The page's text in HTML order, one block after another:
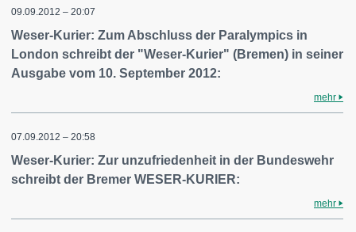
09.09.2012 – 20:07
Weser-Kurier: Zum Abschluss der Paralympics in
London schreibt der "Weser-Kurier" (Bremen) in seiner
Ausgabe vom 10. September 2012:
mehr
07.09.2012 – 20:58
Weser-Kurier: Zur unzufriedenheit in der Bundeswehr
schreibt der Bremer WESER-KURIER:
mehr